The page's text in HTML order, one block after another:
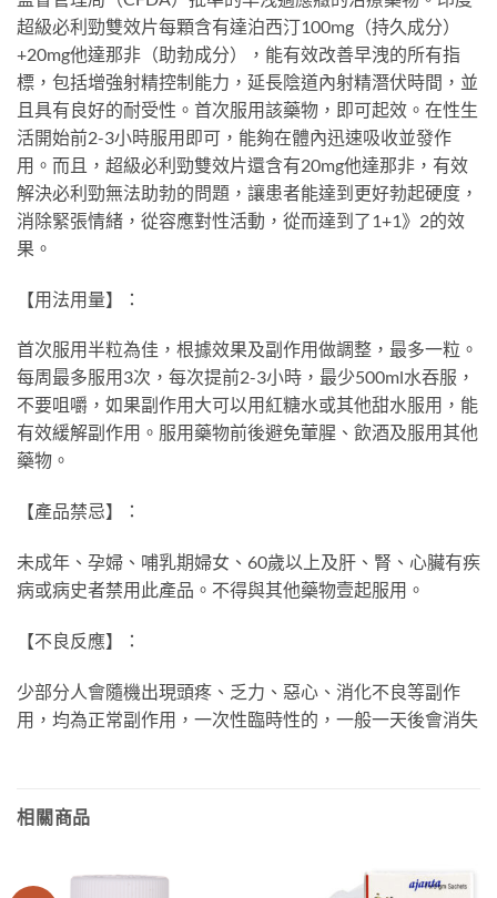
超級必利勁雙效片每顆含有達泊西汀100mg（持久成分）
+20mg他達那非（助勃成分），能有效改善早洩的所有指
標，包括增強射精控制能力，延長陰道內射精潛伏時間，並
且具有良好的耐受性。首次服用該藥物，即可起效。在性生
活開始前2-3小時服用即可，能夠在體內迅速吸收並發作
用。而且，超級必利勁雙效片還含有20mg他達那非，有效
解決必利勁無法助勃的問題，讓患者能達到更好勃起硬度，
消除緊張情緒，從容應對性活動，從而達到了1+1》2的效
果。
【用法用量】：
首次服用半粒為佳，根據效果及副作用做調整，最多一粒。
每周最多服用3次，每次提前2-3小時，最少500ml水吞服，
不要咀嚼，如果副作用大可以用紅糖水或其他甜水服用，能
有效緩解副作用。服用藥物前後避免葷腥、飲酒及服用其他
藥物。
【產品禁忌】：
未成年、孕婦、哺乳期婦女、60歲以上及肝、腎、心臟有疾
病或病史者禁用此產品。不得與其他藥物壹起服用。
【不良反應】：
少部分人會隨機出現頭疼、乏力、惡心、消化不良等副作
用，均為正常副作用，一次性臨時性的，一般一天後會消失
相關商品